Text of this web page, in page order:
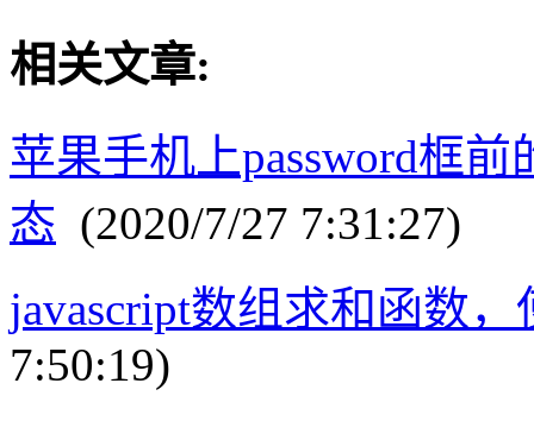
相关文章:
苹果手机上password框
态 (2020/7/27 7:31:27)
javascript数组求和函数，
7:50:19)